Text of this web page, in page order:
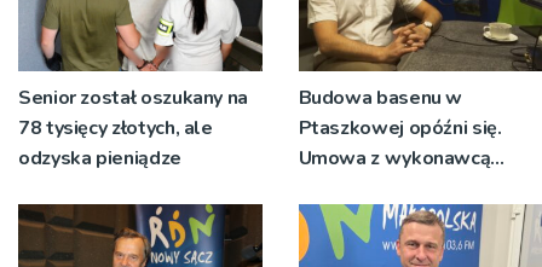
Senior został oszukany na
78 tysięcy złotych, ale
odzyska pieniądze
Budowa basenu w
Ptaszkowej opóźni się.
Umowa z wykonawcą
nie zostanie podpisana